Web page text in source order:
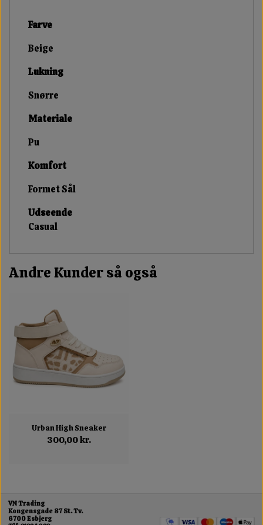
Farve
Beige
Lukning
Snørre
Materiale
Pu
Komfort
Formet Sål
Udseende
Casual
Andre Kunder så også
Urban High Sneaker
300,00 kr.
VN Trading
Kongensgade 87 St. Tv.
6700 Esbjerg